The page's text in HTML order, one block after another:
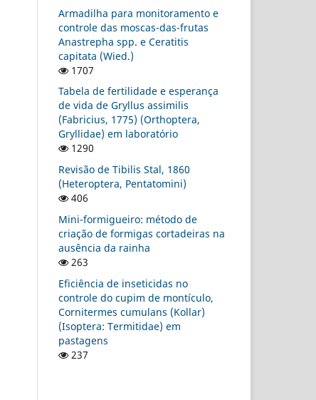
Armadilha para monitoramento e
controle das moscas-das-frutas
Anastrepha spp. e Ceratitis
capitata (Wied.)
1707
Tabela de fertilidade e esperança
de vida de Gryllus assimilis
(Fabricius, 1775) (Orthoptera,
Gryllidae) em laboratório
1290
Revisão de Tibilis Stal, 1860
(Heteroptera, Pentatomini)
406
Mini-formigueiro: método de
criação de formigas cortadeiras na
ausência da rainha
263
Eficiência de inseticidas no
controle do cupim de montículo,
Cornitermes cumulans (Kollar)
(Isoptera: Termitidae) em
pastagens
237